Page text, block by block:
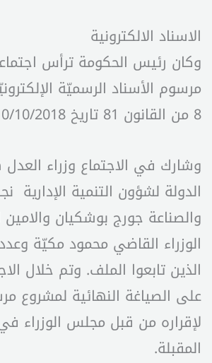
الاسناد الالكترونية
وكان رئيس الحكومة ترأس
مرسوم الأسناد الرسميّة
8 من القانون 81 تاريخ 10/10/2018.
وشارك في الاجتماع وزراء
الدولة لشؤون التنمية الإدارية
والصناعة جورج بوشكيان
الوزراء القاضي محمود مكيّة
الذين تابعوا الملف. وتم خلال
على الصياغة النهائية لمشروع
لإقراره من قبل مجلس الوزراء
المقبلة.